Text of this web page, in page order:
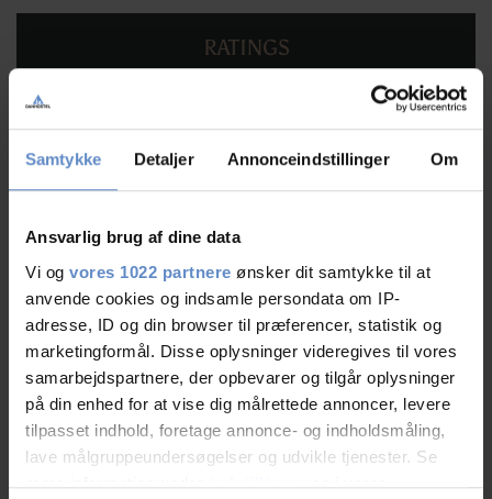
Samtykke Detaljer Annonceindstillinger Om
Ansvarlig brug af dine data
Vi og vores 1022 partnere ønsker dit samtykke til at
anvende cookies og indsamle persondata om IP-
adresse, ID og din browser til præferencer, statistik og
marketingformål. Disse oplysninger videregives til vores
samarbejdspartnere, der opbevarer og tilgår oplysninger
på din enhed for at vise dig målrettede annoncer, levere
tilpasset indhold, foretage annonce- og indholdsmåling,
lave målgruppeundersøgelser og udvikle tjenester. Se
mere information underindstillingerog i vores
RATINGS
9,11
9,11 ud af 10
Læs mere
Personalet/service 9,49 ud af 10